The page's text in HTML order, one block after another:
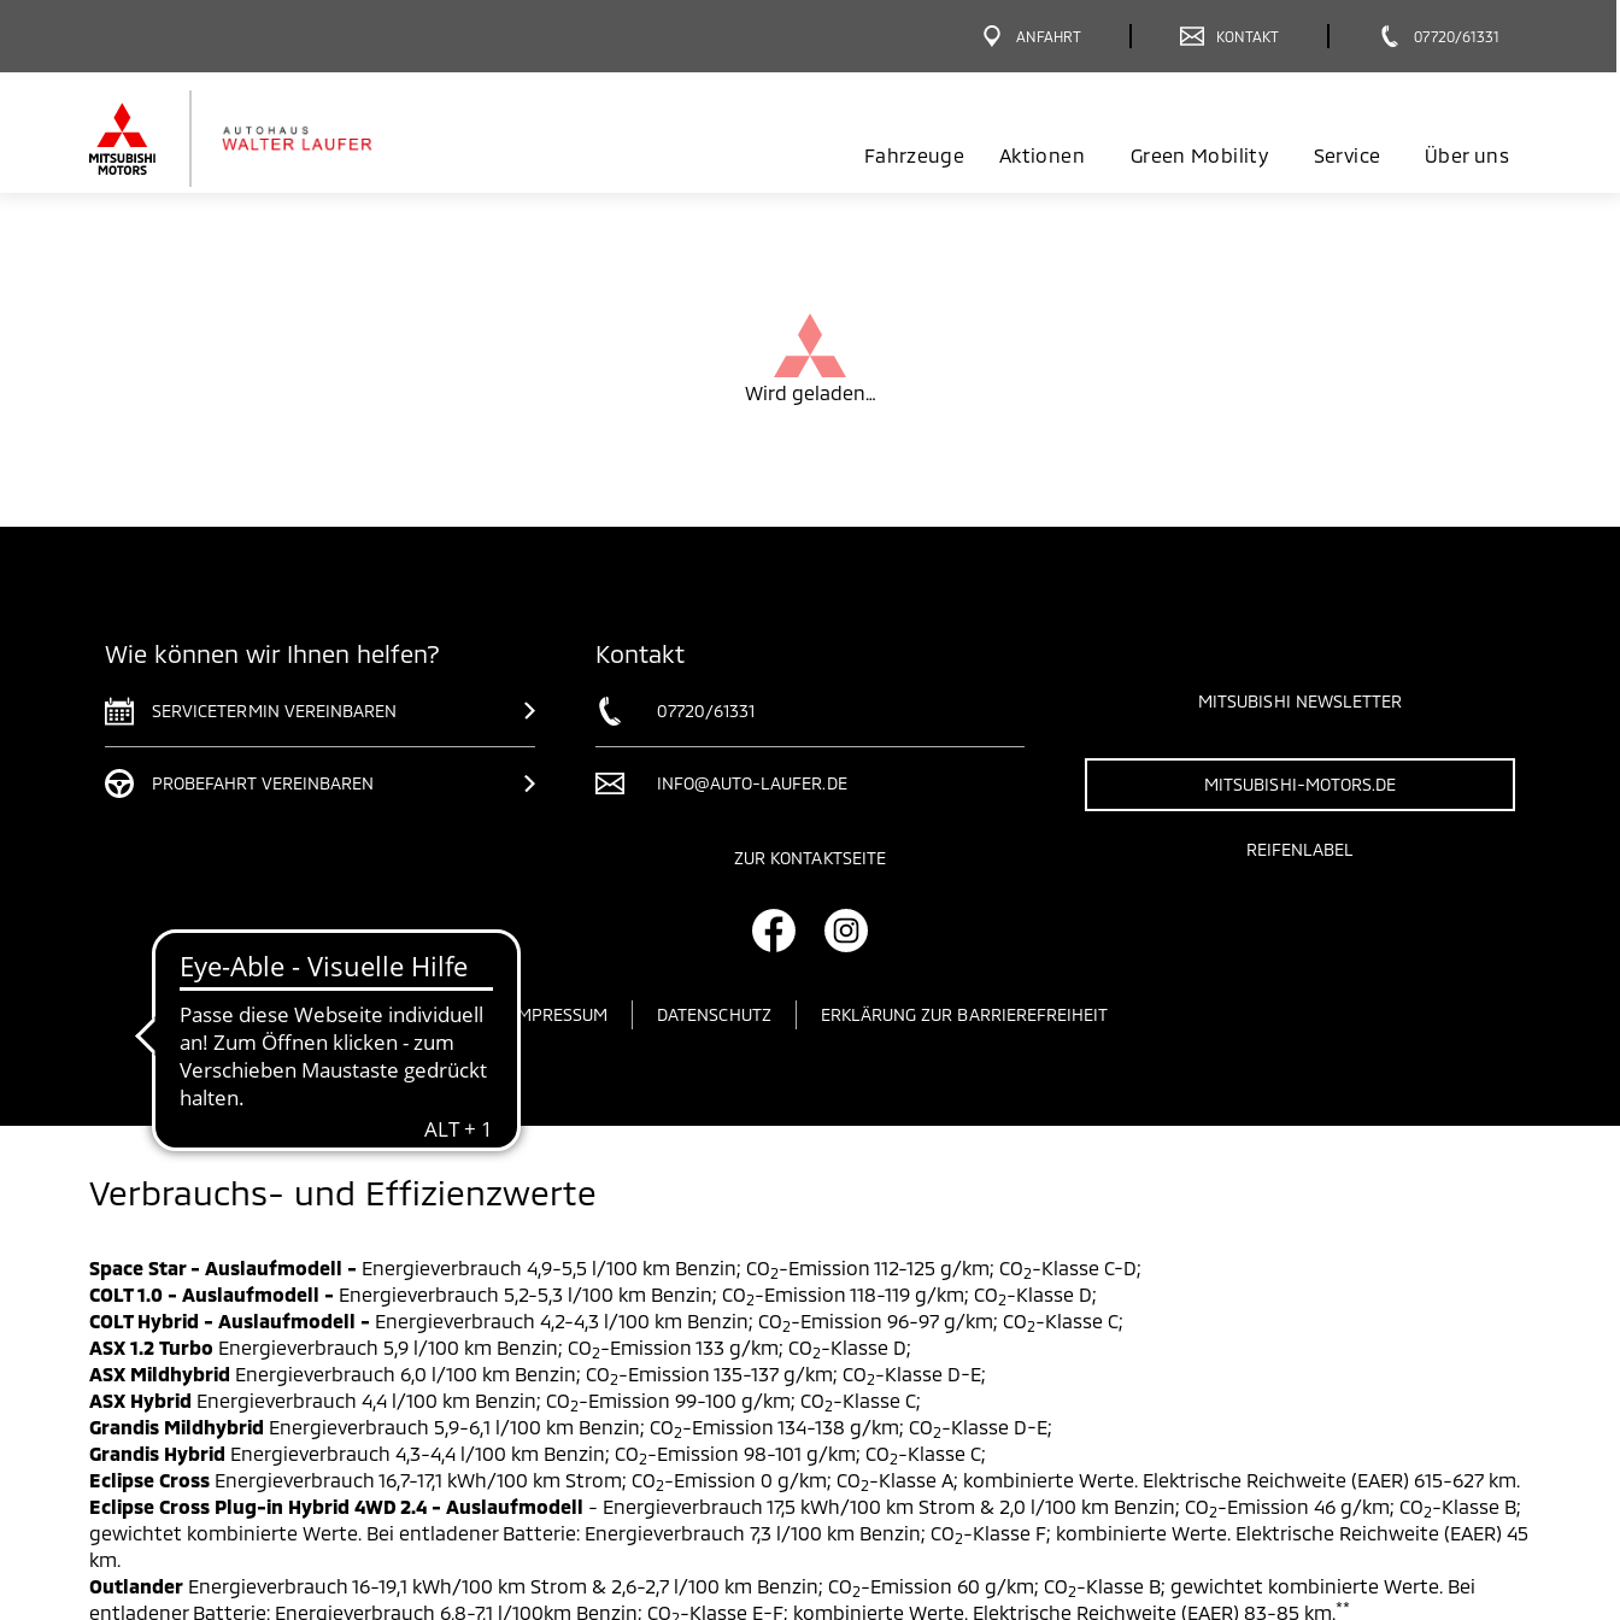
ANFAHRT KONTAKT 07720/61331
Fahrzeuge Aktionen Green Mobility Service Über uns
Wird geladen…
Wie können wir Ihnen helfen?
SERVICETERMIN VEREINBAREN
PROBEFAHRT VEREINBAREN
Kontakt
07720/61331
INFO@AUTO-LAUFER.DE
ZUR KONTAKTSEITE
MITSUBISHI NEWSLETTER
MITSUBISHI-MOTORS.DE
REIFENLABEL
IMPRESSUM DATENSCHUTZ ERKLÄRUNG ZUR BARRIEREFREIHEIT
Verbrauchs- und Effizienzwerte
Space Star - Auslaufmodell - Energieverbrauch 4,9-5,5 l/100 km Benzin; CO2-Emission 112-125 g/km; CO2-Klasse C-D;
COLT 1.0 - Auslaufmodell - Energieverbrauch 5,2-5,3 l/100 km Benzin; CO2-Emission 118-119 g/km; CO2-Klasse D;
COLT Hybrid - Auslaufmodell - Energieverbrauch 4,2-4,3 l/100 km Benzin; CO2-Emission 96-97 g/km; CO2-Klasse C;
ASX 1.2 Turbo Energieverbrauch 5,9 l/100 km Benzin; CO2-Emission 133 g/km; CO2-Klasse D;
ASX Mildhybrid Energieverbrauch 6,0 l/100 km Benzin; CO2-Emission 135-137 g/km; CO2-Klasse D-E;
ASX Hybrid Energieverbrauch 4,4 l/100 km Benzin; CO2-Emission 99-100 g/km; CO2-Klasse C;
Grandis Mildhybrid Energieverbrauch 5,9-6,1 l/100 km Benzin; CO2-Emission 134-138 g/km; CO2-Klasse D-E;
Grandis Hybrid Energieverbrauch 4,3-4,4 l/100 km Benzin; CO2-Emission 98-101 g/km; CO2-Klasse C;
Eclipse Cross Energieverbrauch 16,7-17,1 kWh/100 km Strom; CO2-Emission 0 g/km; CO2-Klasse A; kombinierte Werte. Elektrische Reichweite (EAER) 615-627 km.
Eclipse Cross Plug-in Hybrid 4WD 2.4 - Auslaufmodell - Energieverbrauch 17,5 kWh/100 km Strom & 2,0 l/100 km Benzin; CO2-Emission 46 g/km; CO2-Klasse B;
gewichtet kombinierte Werte. Bei entladener Batterie: Energieverbrauch 7,3 l/100 km Benzin; CO2-Klasse F; kombinierte Werte. Elektrische Reichweite (EAER) 45
km.
Outlander Energieverbrauch 16-19,1 kWh/100 km Strom & 2,6-2,7 l/100 km Benzin; CO2-Emission 60 g/km; CO2-Klasse B; gewichtet kombinierte Werte. Bei
entladener Batterie: Energieverbrauch 6,8-7,1 l/100km Benzin; CO -Klasse E-F; kombinierte Werte. Elektrische Reichweite (EAER) 83-85 km.**